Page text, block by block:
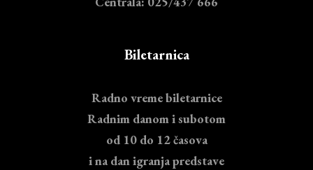
Biletarnica
Radno vreme biletarnice
Radnim danom i subotom
od 10 do 12 časova
i na dan igranja predstave